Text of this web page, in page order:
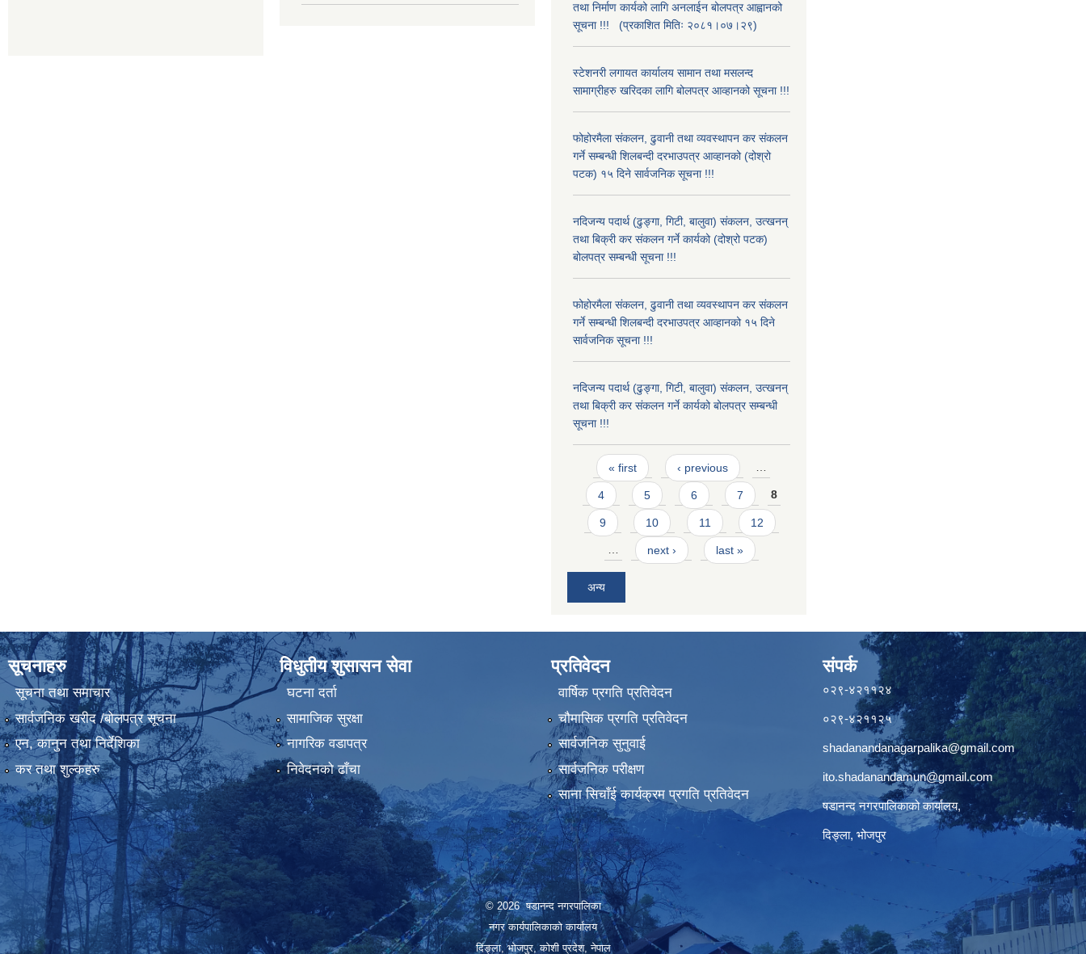
तथा निर्माण कार्यको लागि अनलाईन बोलपत्र आह्वानको
सूचना !!! (प्रकाशित मितिः २०८१।०७।२९)
स्टेशनरी लगायत कार्यालय सामान तथा मसलन्द
सामाग्रीहरु खरिदका लागि बोलपत्र आव्हानको सूचना !!!
फोहोरमैला संकलन, ढुवानी तथा व्यवस्थापन कर संकलन
गर्ने सम्बन्धी शिलबन्दी दरभाउपत्र आव्हानको (दोश्रो
पटक) १५ दिने सार्वजनिक सूचना !!!
नदिजन्य पदार्थ (ढुङ्गा, गिटी, बालुवा) संकलन, उत्खनन्
तथा बिक्री कर संकलन गर्ने कार्यको (दोश्रो पटक)
बोलपत्र सम्बन्धी सूचना !!!
फोहोरमैला संकलन, ढुवानी तथा व्यवस्थापन कर संकलन
गर्ने सम्बन्धी शिलबन्दी दरभाउपत्र आव्हानको १५ दिने
सार्वजनिक सूचना !!!
नदिजन्य पदार्थ (ढुङ्गा, गिटी, बालुवा) संकलन, उत्खनन्
तथा बिक्री कर संकलन गर्ने कार्यको बोलपत्र सम्बन्धी
सूचना !!!
Pages
« first ‹ previous …
4 5 6 7 8
9 10 11 12
… next › last »
अन्य
सूचनाहरु
सूचना तथा समाचार
सार्वजनिक खरीद /बोलपत्र सूचना
एन, कानुन तथा निर्देशिका
कर तथा शुल्कहरु
विधुतीय शुसासन सेवा
घटना दर्ता
सामाजिक सुरक्षा
नागरिक वडापत्र
निवेदनको ढाँचा
प्रतिवेदन
वार्षिक प्रगति प्रतिवेदन
चौमासिक प्रगति प्रतिवेदन
सार्वजनिक सुनुवाई
सार्वजनिक परीक्षण
साना सिचाँई कार्यक्रम प्रगति प्रतिवेदन
संपर्क
०२९-४२११२४
०२९-४२११२५
shadanandanagarpalika@gmail.com
ito.shadanandamun@gmail.com
षडानन्द नगरपालिकाको कार्यालय,
दिङ्ला, भोजपुर
© 2026 षडानन्द नगरपालिका
नगर कार्यपालिकाको कार्यालय
दिंङ्ला, भोजपुर, कोशी प्रदेश, नेपाल